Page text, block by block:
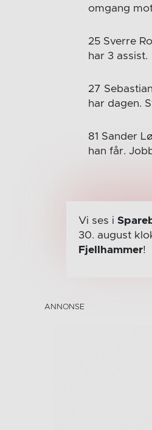
omgang
25 Sverre
har 3 assist.
27
har dagen.
81 Sander
han får.
Vi ses i
30. august
Fjellhammer!